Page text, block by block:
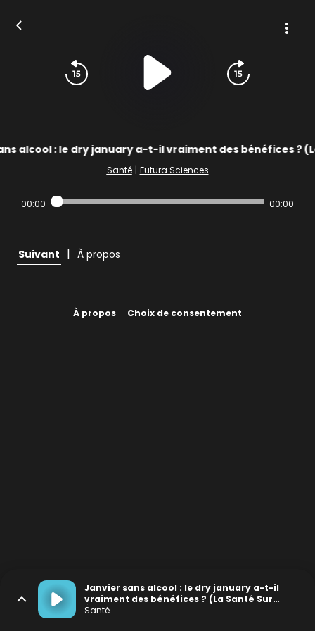
alcool : le dry january a-t-il vraiment des bénéfices ?
Santé | Futura Sciences
00:00 00:00
Suivant | À propos
À propos Choix de consentement
Janvier sans alcool : le dry january a-t-il
vraiment des bénéfices ? (La Santé Sur
Écoute #23)
Santé